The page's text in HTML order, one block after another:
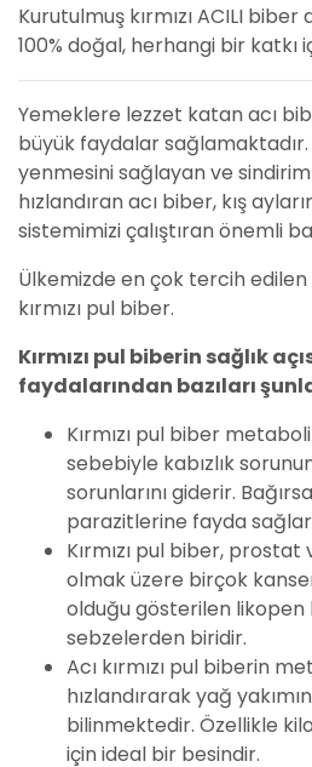
Kurutulmuş kırmızı ACILI biber
100% doğal, herhangi bir katkı
Yemeklere lezzet katan acı
büyük faydalar
yenmesini sağlayan ve
hızlandıran acı biber, kış
sistemimizi çalıştıran önemli
Ülkemizde en çok tercih edilen
kırmızı pul biber.
Kırmızı pul biberin sağlık
faydalarından bazıları
Kırmızı pul biber
sebebiyle kabızlık
sorunlarını giderir.
parazitlerine fayda
Kırmızı pul biber,
olmak üzere birçok
olduğu gösterilen likopen
sebzelerden biridir.
Acı kırmızı pul biberin
hızlandırarak yağ
bilinmektedir. Özellikle
için ideal bir besindir.